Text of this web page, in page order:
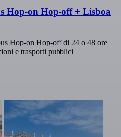
Hop-on Hop-off + Lisboa
Hop-on Hop-off di 24 o 48 ore
e trasporti pubblici